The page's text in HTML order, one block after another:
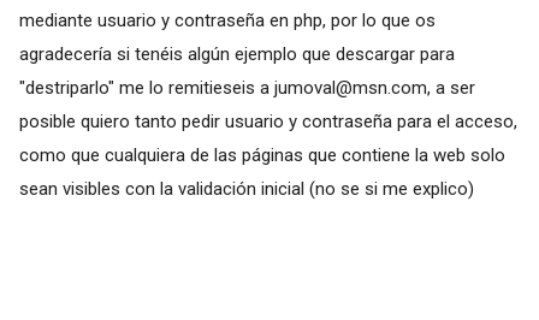
mediante usuario y contraseña en php, por lo que os
agradecería si tenéis algún ejemplo que descargar para
"destriparlo" me lo remitieseis a jumoval@msn.com, a ser
posible quiero tanto pedir usuario y contraseña para el acceso,
como que cualquiera de las páginas que contiene la web solo
sean visibles con la validación inicial (no se si me explico)